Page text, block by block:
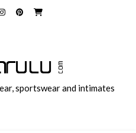
sportswear and intimates